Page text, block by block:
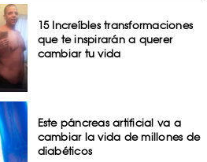
15 Increíbles transformaciones
que te inspirarán a querer
cambiar tu vida
Este páncreas artificial va a
cambiar la vida de millones de
diabéticos